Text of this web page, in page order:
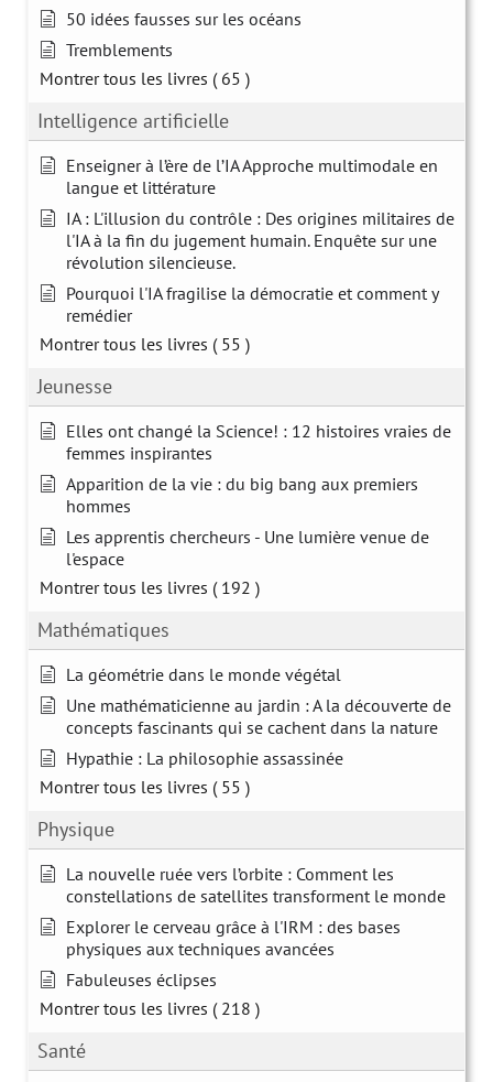
50 idées fausses sur les océans
Tremblements
Montrer tous les livres ( 65 )
Intelligence artificielle
Enseigner à l’ère de l’IA Approche multimodale en
langue et littérature
IA : L'illusion du contrôle : Des origines militaires de
l'IA à la fin du jugement humain. Enquête sur une
révolution silencieuse.
Pourquoi l'IA fragilise la démocratie et comment y
remédier
Montrer tous les livres ( 55 )
Jeunesse
Elles ont changé la Science! : 12 histoires vraies de
femmes inspirantes
Apparition de la vie : du big bang aux premiers
hommes
Les apprentis chercheurs - Une lumière venue de
l'espace
Montrer tous les livres ( 192 )
Mathématiques
La géométrie dans le monde végétal
Une mathématicienne au jardin : A la découverte de
concepts fascinants qui se cachent dans la nature
Hypathie : La philosophie assassinée
Montrer tous les livres ( 55 )
Physique
La nouvelle ruée vers l’orbite : Comment les
constellations de satellites transforment le monde
Explorer le cerveau grâce à l'IRM : des bases
physiques aux techniques avancées
Fabuleuses éclipses
Montrer tous les livres ( 218 )
Santé